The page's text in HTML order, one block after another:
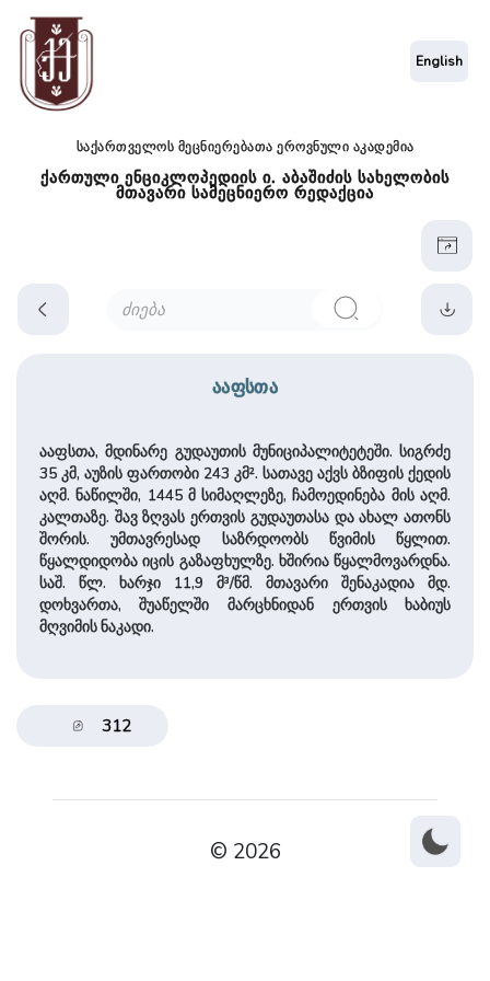
საქართველოს მეცნიერებათა ეროვნული აკადემია
ქართული ენციკლოპედიის ი. აბაშიძის სახელობის
მთავარი სამეცნიერო რედაქცია
English
ააფსთა
ააფსთა, მდინარე გუდაუთის მუნიციპალიტეტეში. სიგრძე
35 კმ, აუზის ფართობი 243 კმ². სათავე აქვს ბზიფის ქედის
აღმ. ნაწილში, 1445 მ სიმაღლეზე, ჩამოედინება მის აღმ.
კალთაზე. შავ ზღვას ერთვის გუდაუთასა და ახალ ათონს
შორის. უმთავრესად საზრდოობს წვიმის წყლით.
წყალდიდობა იცის გაზაფხულზე. ხშირია წყალმოვარდნა.
საშ. წლ. ხარჯი 11,9 მ³/წმ. მთავარი შენაკადია მდ.
დოხვართა, შუაწელში მარცხნიდან ერთვის ხაბიუს
მღვიმის ნაკადი.
312
© 2026